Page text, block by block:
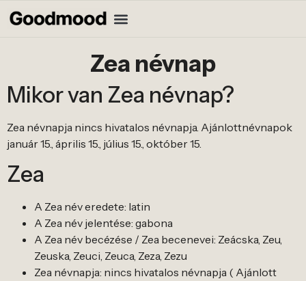
Zea névnap
Mikor van Zea névnap?
Zea névnapja nincs hivatalos névnapja. Ajánlottnévnapok
január 15., április 15., július 15., október 15.
Zea
A Zea név eredete: latin
A Zea név jelentése: gabona
A Zea név becézése / Zea becenevei: Zeácska, Zeu,
Zeuska, Zeuci, Zeuca, Zeza, Zezu
Zea névnapja: nincs hivatalos névnapja ( Ajánlott